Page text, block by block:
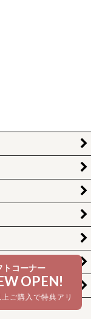
トコーナー
OPEN!
上ご購入で特典アリ